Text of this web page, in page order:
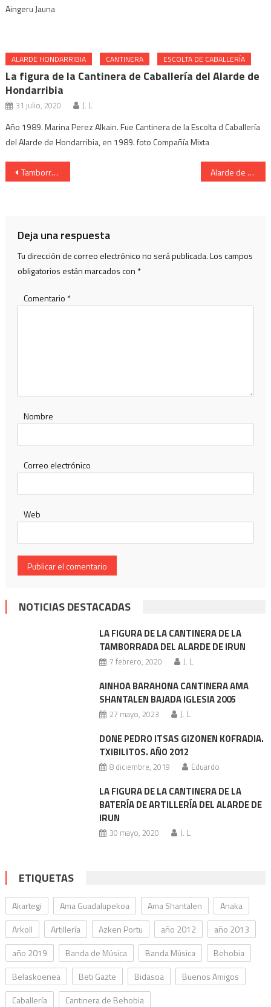
Aingeru Jauna
ALARDE HONDARRIBIA CANTINERA ESCOLTA DE CABALLERÍA
La figura de la Cantinera de Caballería del Alarde de
Hondarribia
31 julio, 2020 J. L.
Año 1989. Marina Perez Alkain. Fue Cantinera de la Escolta d Caballería
del Alarde de Hondarribia, en 1989. foto Compañía Mixta
Navegación
Tamborrada de Irún. Cantinera Marina Bergareche familiar 2005 Alarde de Hondarribia. La figura del Burgomaestre. José luis Videgain
Deja una respuesta
Tu dirección de correo electrónico no será publicada.Los campos
obligatorios están marcados con *
Comentario *
Nombre
Correo electrónico
Web
NOTICIAS DESTACADAS
LA FIGURA DE LA CANTINERA DE LA
TAMBORRADA DEL ALARDE DE IRUN
7 febrero, 2020 J. L.
AINHOA BARAHONA CANTINERA AMA
SHANTALEN BAJADA IGLESIA 2005
27 mayo, 2023 J. L.
DONE PEDRO ITSAS GIZONEN KOFRADIA.
TXIBILITOS. AÑO 2012
8 diciembre, 2019 Eduardo
LA FIGURA DE LA CANTINERA DE LA
BATERÍA DE ARTILLERÍA DEL ALARDE DE
IRUN
30 mayo, 2020 J. L.
ETIQUETAS
Akartegi Ama Guadalupekoa Ama Shantalen
Anaka
Arkoll
Artillería Azken Portu año 2012
año 2013
año 2019
Banda de Música Banda Música
Behobia
Belaskoenea
Beti Gazte Bidasoa
Buenos Amigos
Caballería
Cantinera de Behobia